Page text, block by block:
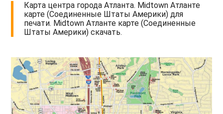
Карта центра города Атланта. Midtown Атланте
карте (Соединенные Штаты Америки) для
печати. Midtown Атланте карте (Соединенные
Штаты Америки) скачать.